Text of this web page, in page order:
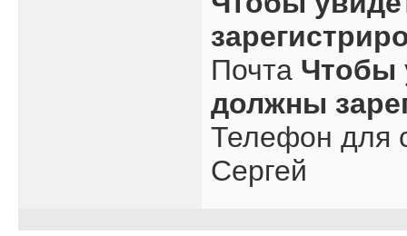
Почта Чтобы
должны
Телефон для
Сергей